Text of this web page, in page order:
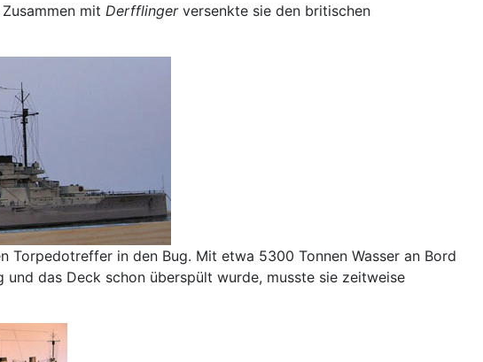
mit Derfflingerversenkte sie den britischen
in den Bug. Mit etwa 5300 Tonnen Wasser an Bord
das Deck schon überspült wurde, musste sie zeitweise